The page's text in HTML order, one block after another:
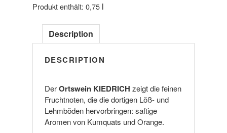
QbA
trocken
quantity
Produkt enthält: 0,75 l
Description
DESCRIPTION
DerOrtswein KIEDRICH zeigt die feinen
Fruchtnoten, die die dortigen Löß- und
Lehmböden hervorbringen: saftige
Aromen von Kumquats und Orange.